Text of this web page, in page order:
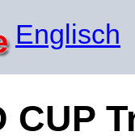
Englisch
CUP